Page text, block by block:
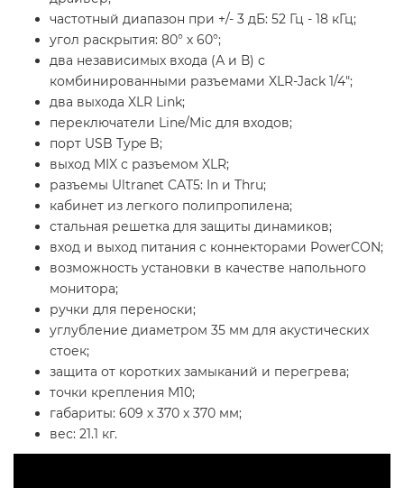
частотный диапазон при +/- 3 дБ: 52 Гц - 18 кГц;
угол раскрытия: 80° х 60°;
два независимых входа (А и В) с
комбинированными разъемами XLR-Jack 1/4";
два выхода XLR Link;
переключатели Line/Mic для входов;
порт USB Type B;
выход MIX с разъемом XLR;
разъемы Ultranet CAT5: In и Thru;
кабинет из легкого полипропилена;
стальная решетка для защиты динамиков;
вход и выход питания с коннекторами PowerCON;
возможность установки в качестве напольного
монитора;
ручки для переноски;
углубление диаметром 35 мм для акустических
стоек;
защита от коротких замыканий и перегрева;
точки крепления M10;
габариты: 609 х 370 х 370 мм;
вес: 21.1 кг.